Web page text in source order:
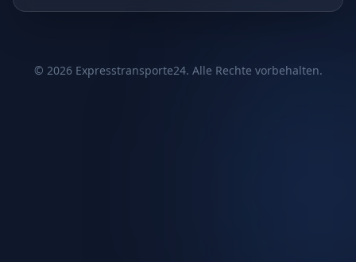
© 2026Expresstransporte24. Alle Rechte vorbehalten.